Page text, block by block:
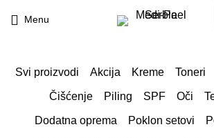
Menu
Svi proizvodi Akcija Kreme Toneri
Čišćenje Piling SPF Oči
Dodatna oprema Poklon setovi